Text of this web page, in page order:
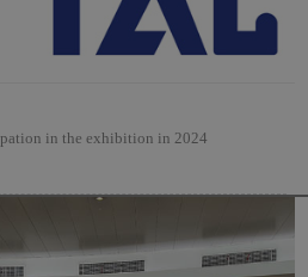
in the exhibition in 2024